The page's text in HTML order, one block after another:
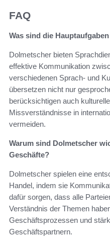
FAQ
Was sind die
Dolmetscher bieten
effektive Kommunikation
verschiedenen Sprach- und
übersetzen nicht nur
berücksichtigen auch
Missverständnisse in
vermeiden.
Warum sind Dolmetscher
Geschäfte?
Dolmetscher spielen eine
Handel, indem sie
dafür sorgen, dass alle
Verständnis der Themen
Geschäftsprozessen und
Geschäftspartnern.